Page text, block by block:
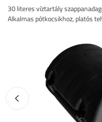
30 literes víztartály
Alkalmas pótkocsikhoz, platós
Előző fotó